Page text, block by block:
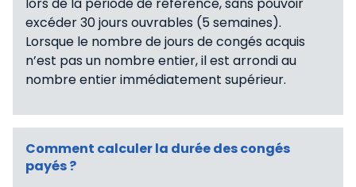
lors de la période de référence, sans pouvoir
excéder 30 jours ouvrables (5 semaines).
Lorsque le nombre de jours de congés acquis
n’est pas un nombre entier, il est arrondi au
nombre entier immédiatement supérieur.
Comment calculer la durée des congés
payés ?